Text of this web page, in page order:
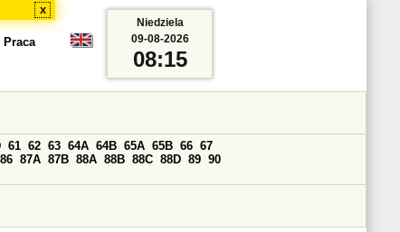
x
Praca
61 62 63 64A 64B 65A 65B 66 67
86 87A 87B 88A 88B 88C 88D 89 90
Niedziela
09-08-2026
08:15